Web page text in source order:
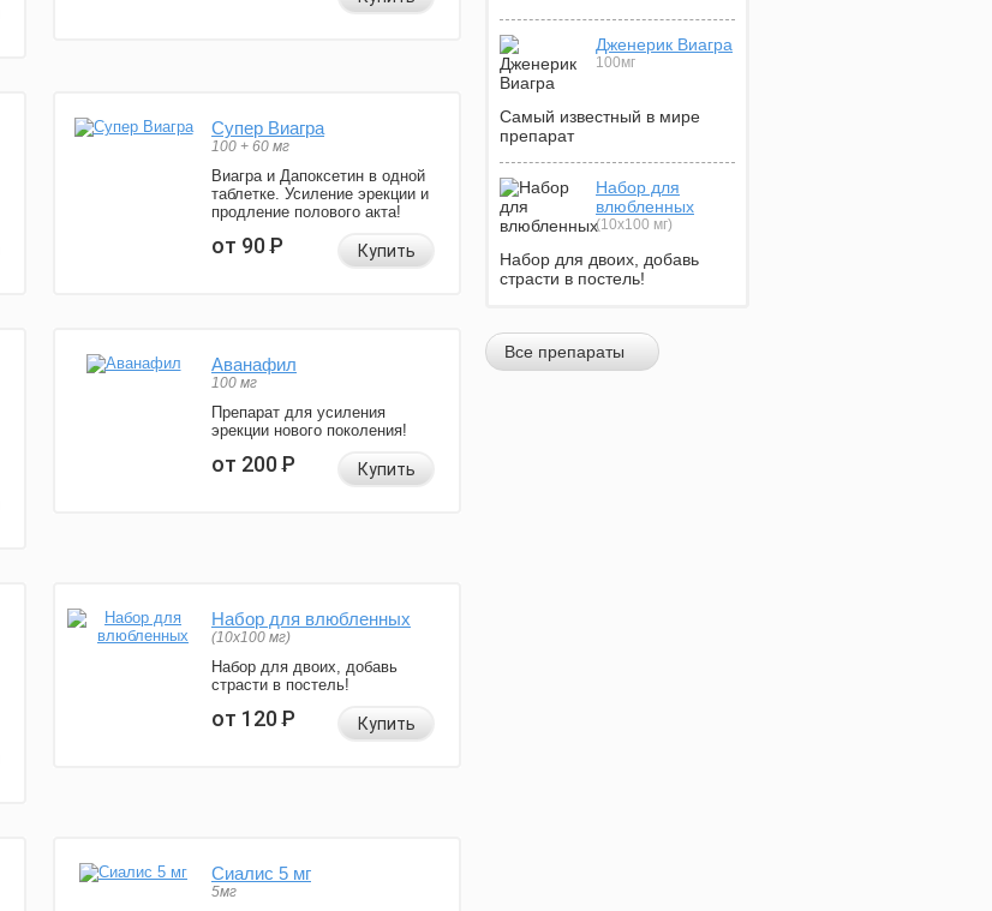
Супер Виагра
100 + 60 мг
Виагра и Дапоксетин в одной
таблетке. Усиление эрекции и
продление полового акта!
от 90Р Купить
Аванафил
100 мг
Препарат для усиления
эрекции нового поколения!
от 200Р Купить
Набор для влюбленных
(10х100 мг)
Набор для двоих, добавь
страсти в постель!
от 120Р Купить
Сиалис 5 мг
5мг
Дженерик Виагра
100мг
Самый известный в мире
препарат
Набор для
влюбленных
(10х100 мг)
Набор для двоих, добавь
страсти в постель!
Все препараты